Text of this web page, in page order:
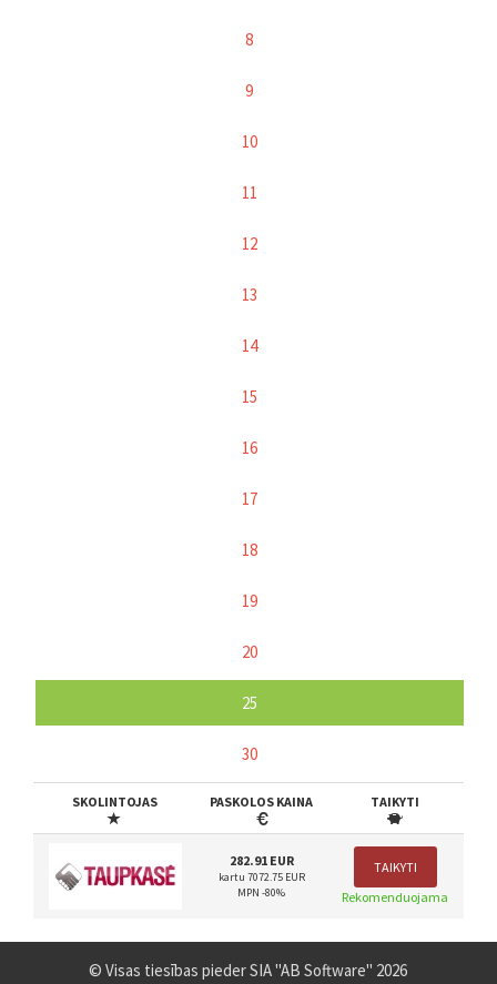
8
9
10
11
12
13
14
15
16
17
18
19
20
25
30
SKOLINTOJAS PASKOLOS KAINA TAIKYTI
282.91 EUR
kartu 7072.75 EUR
MPN -80%
TAIKYTI
Rekomenduojama
© Visas tiesības pieder SIA "AB Software" 2026